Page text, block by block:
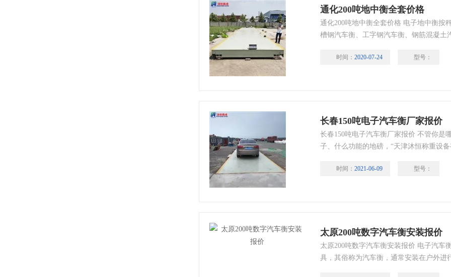
通化200吨地中衡全套价格
通化200吨地中衡全套价格 电子地中衡按
槽钢汽车衡、工字钢汽车衡、钢筋混凝土
都需要传感器、接线盒、打印机、称重
时间： 2020-07-24 型号：
长春150吨电子汽车衡厂家报价
长春150吨电子汽车衡厂家报价 不管你是
子、什么功能的地磅，“天津沐恒称重设
式地磅安装，都可以满足你的需要。你的
时间： 2021-06-09 型号：
太原200吨数字汽车衡安装报价
太原200吨数字汽车衡安装报价 电子汽车
具，其俗称为汽车衡，通常安装在户外进